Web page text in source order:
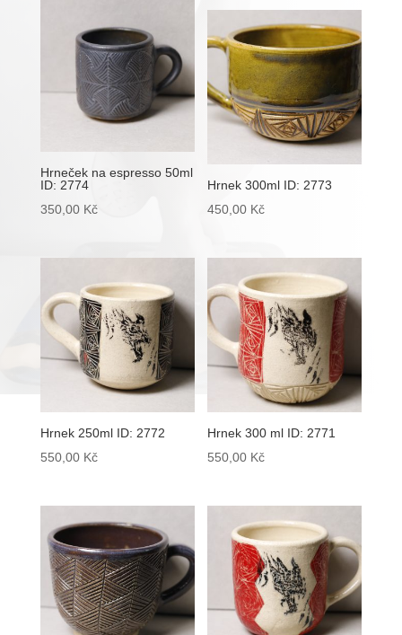
Hrneček na espresso 50ml
ID: 2774
350,00 Kč
Hrnek 300ml ID: 2773
450,00 Kč
Hrnek 250ml ID: 2772
550,00 Kč
Hrnek 300 ml ID: 2771
550,00 Kč